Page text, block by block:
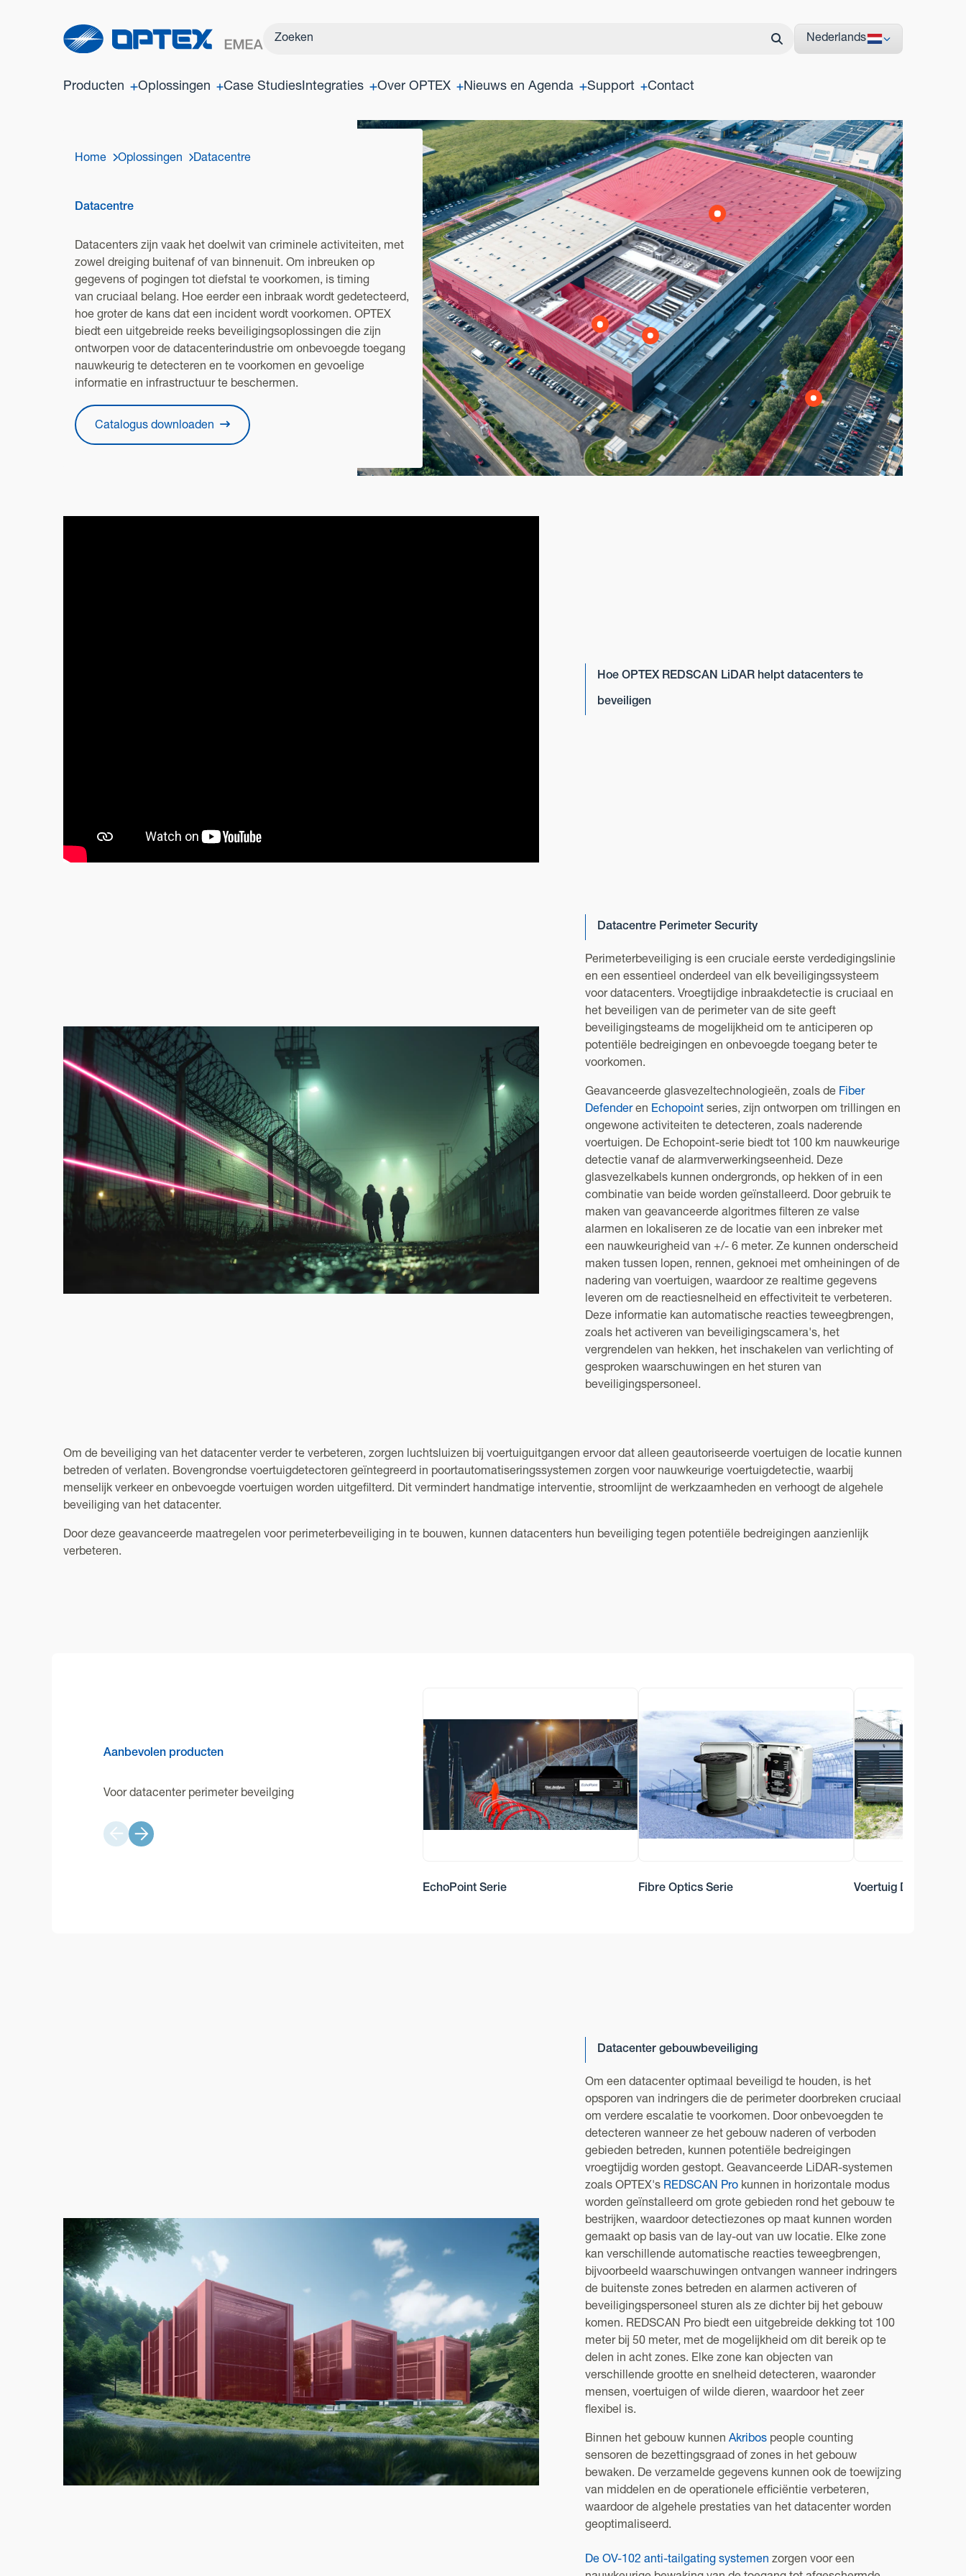
Nederlands
Producten Oplossingen Case StudiesIntegraties Over OPTEX Nieuws en Agenda Support Contact
Home Oplossingen Datacentre
Datacentre
Datacenters zijn vaak het doelwit van criminele activiteiten, met
zowel dreiging buitenaf of van binnenuit. Om inbreuken op
gegevens of pogingen tot diefstal te voorkomen, is timing
van cruciaal belang. Hoe eerder een inbraak wordt gedetecteerd,
hoe groter de kans dat een incident wordt voorkomen. OPTEX
biedt een uitgebreide reeks beveiligingsoplossingen die zijn
ontworpen voor de datacenterindustrie om onbevoegde toegang
nauwkeurig te detecteren en te voorkomen en gevoelige
informatie en infrastructuur te beschermen.
Catalogus downloaden
Hoe OPTEX REDSCAN LiDAR helpt datacenters te
beveiligen
Datacentre Perimeter Security
Perimeterbeveiliging is een cruciale eerste verdedigingslinie
en een essentieel onderdeel van elk beveiligingssysteem
voor datacenters. Vroegtijdige inbraakdetectie is cruciaal en
het beveiligen van de perimeter van de site geeft
beveiligingsteams de mogelijkheid om te anticiperen op
potentiële bedreigingen en onbevoegde toegang beter te
voorkomen.
Geavanceerde glasvezeltechnologieën, zoals de Fiber
Defenderen Echopointseries, zijn ontworpen om trillingen en
ongewone activiteiten te detecteren, zoals naderende
voertuigen. De Echopoint-serie biedt tot 100 km nauwkeurige
detectie vanaf de alarmverwerkingseenheid. Deze
glasvezelkabels kunnen ondergronds, op hekken of in een
combinatie van beide worden geïnstalleerd. Door gebruik te
maken van geavanceerde algoritmes filteren ze valse
alarmen en lokaliseren ze de locatie van een inbreker met
een nauwkeurigheid van +/- 6 meter. Ze kunnen onderscheid
maken tussen lopen, rennen, geknoei met omheiningen of de
nadering van voertuigen, waardoor ze realtime gegevens
leveren om de reactiesnelheid en effectiviteit te verbeteren.
Deze informatie kan automatische reacties teweegbrengen,
zoals het activeren van beveiligingscamera's, het
vergrendelen van hekken, het inschakelen van verlichting of
gesproken waarschuwingen en het sturen van
beveiligingspersoneel.
Om de beveiliging van het datacenter verder te verbeteren, zorgen luchtsluizen bij voertuiguitgangen ervoor dat alleen geautoriseerde voertuigen de locatie kunnen
betreden of verlaten. Bovengrondse voertuigdetectoren geïntegreerd in poortautomatiseringssystemen zorgen voor nauwkeurige voertuigdetectie, waarbij
menselijk verkeer en onbevoegde voertuigen worden uitgefilterd. Dit vermindert handmatige interventie, stroomlijnt de werkzaamheden en verhoogt de algehele
beveiliging van het datacenter.
Door deze geavanceerde maatregelen voor perimeterbeveiliging in te bouwen, kunnen datacenters hun beveiliging tegen potentiële bedreigingen aanzienlijk
verbeteren.
Aanbevolen producten
Voor datacenter perimeter beveilging
EchoPoint Serie Fibre Optics Serie Voertuig Detectie
Datacenter gebouwbeveiliging
Om een datacenter optimaal beveiligd te houden, is het
opsporen van indringers die de perimeter doorbreken cruciaal
om verdere escalatie te voorkomen. Door onbevoegden te
detecteren wanneer ze het gebouw naderen of verboden
gebieden betreden, kunnen potentiële bedreigingen
vroegtijdig worden gestopt. Geavanceerde LiDAR-systemen
zoals OPTEX's REDSCAN Pro kunnen in horizontale modus
worden geïnstalleerd om grote gebieden rond het gebouw te
bestrijken, waardoor detectiezones op maat kunnen worden
gemaakt op basis van de lay-out van uw locatie. Elke zone
kan verschillende automatische reacties teweegbrengen,
bijvoorbeeld waarschuwingen ontvangen wanneer indringers
de buitenste zones betreden en alarmen activeren of
beveiligingspersoneel sturen als ze dichter bij het gebouw
komen. REDSCAN Pro biedt een uitgebreide dekking tot 100
meter bij 50 meter, met de mogelijkheid om dit bereik op te
delen in acht zones. Elke zone kan objecten van
verschillende grootte en snelheid detecteren, waaronder
mensen, voertuigen of wilde dieren, waardoor het zeer
flexibel is.
Binnen het gebouw kunnenAkribos people counting
sensoren de bezettingsgraad of zones in het gebouw
bewaken. De verzamelde gegevens kunnen ook de toewijzing
van middelen en de operationele efficiëntie verbeteren,
waardoor de algehele prestaties van het datacenter worden
geoptimaliseerd.
De OV-102 anti-tailgating systemen zorgen voor een